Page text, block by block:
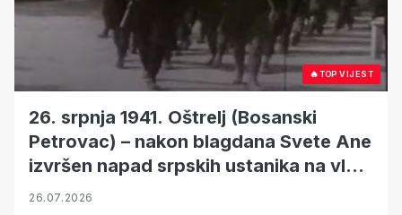
🔥TOP VIJEST
26. srpnja 1941. Oštrelj (Bosanski
Petrovac) – nakon blagdana Svete Ane
izvršen napad srpskih ustanika na vlak
s ženama i djecom
26.07.2026